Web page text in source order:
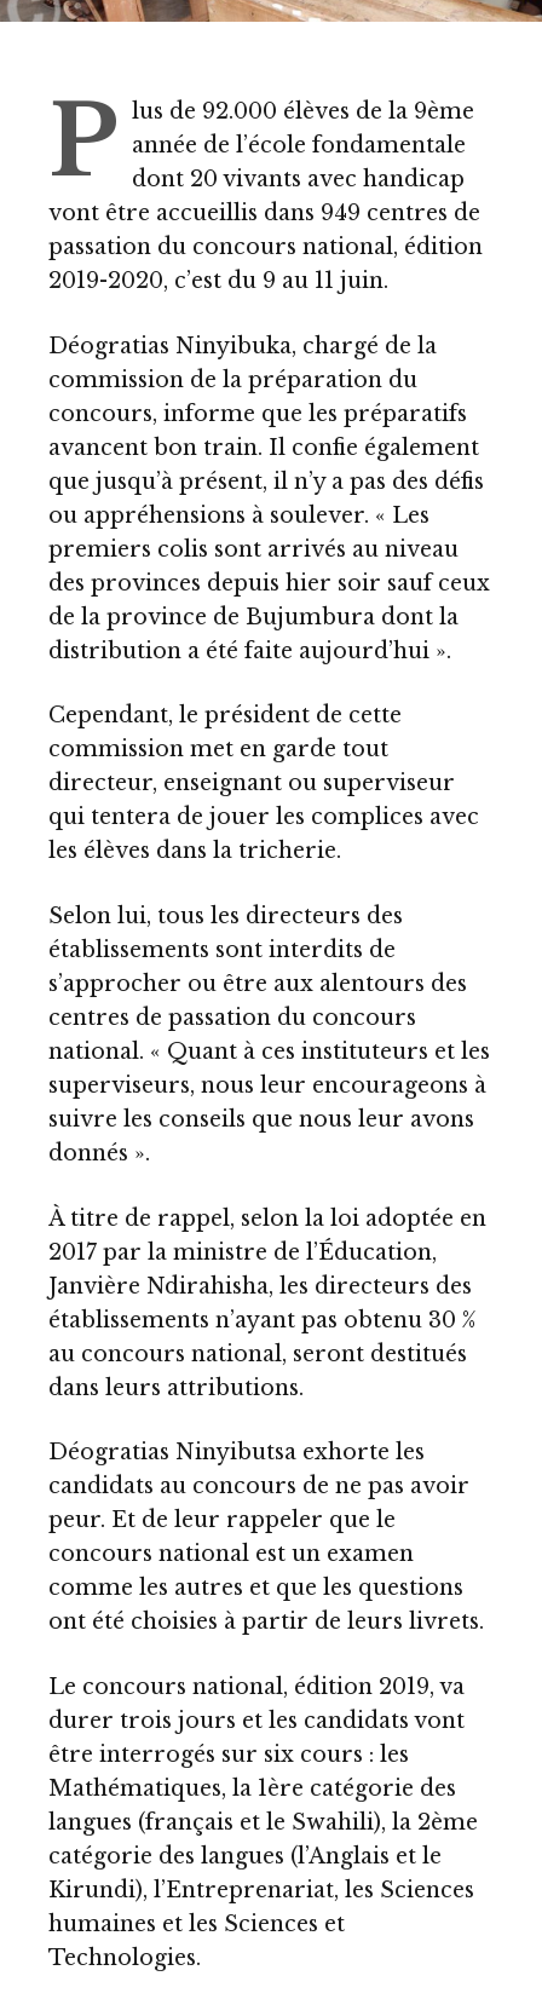
P lus de 92.000 élèves de la 9ème
année de l’école fondamentale
dont 20 vivants avec handicap
vont être accueillis dans 949 centres de
passation du concours national, édition
2019-2020, c’est du 9 au 11 juin.
Déogratias Ninyibuka, chargé de la
commission de la préparation du
concours, informe que les préparatifs
avancent bon train. Il confie également
que jusqu’à présent, il n’y a pas des défis
ou appréhensions à soulever. « Les
premiers colis sont arrivés au niveau
des provinces depuis hier soir sauf ceux
de la province de Bujumbura dont la
distribution a été faite aujourd’hui ».
Cependant, le président de cette
commission met en garde tout
directeur, enseignant ou superviseur
qui tentera de jouer les complices avec
les élèves dans la tricherie.
Selon lui, tous les directeurs des
établissements sont interdits de
s’approcher ou être aux alentours des
centres de passation du concours
national. « Quant à ces instituteurs et les
superviseurs, nous leur encourageons à
suivre les conseils que nous leur avons
donnés ».
À titre de rappel, selon la loi adoptée en
2017 par la ministre de l’Éducation,
Janvière Ndirahisha, les directeurs des
établissements n’ayant pas obtenu 30 %
au concours national, seront destitués
dans leurs attributions.
Déogratias Ninyibutsa exhorte les
candidats au concours de ne pas avoir
peur. Et de leur rappeler que le
concours national est un examen
comme les autres et que les questions
ont été choisies à partir de leurs livrets.
Le concours national, édition 2019, va
durer trois jours et les candidats vont
être interrogés sur six cours : les
Mathématiques, la 1ère catégorie des
langues (français et le Swahili), la 2ème
catégorie des langues (l’Anglais et le
Kirundi), l’Entreprenariat, les Sciences
humaines et les Sciences et
Technologies.